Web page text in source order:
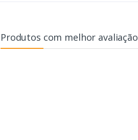
Produtos com melhor avaliação